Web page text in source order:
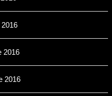
2016
2016
2016